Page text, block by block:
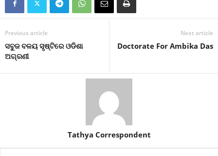
Previous article
ସବୁଜ ବଳୟ ସୃଷ୍ଟିରେ ଓଡିଶା
ଅଗ୍ରଣୀ
Next article
Doctorate For Ambika Das
Tathya Correspondent